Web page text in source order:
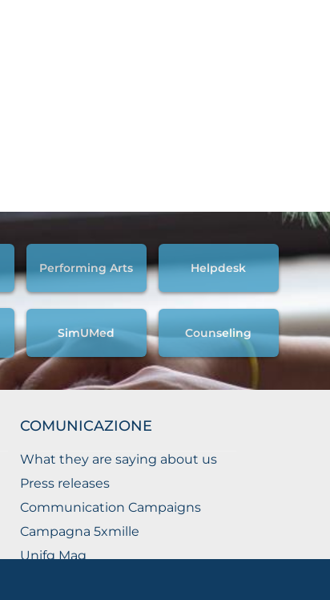
Performing Arts Helpdesk
SimUMed Counseling
COMUNICAZIONE
What they are saying about us
Press releases
Communication Campaigns
Campagna 5xmille
Unifg Mag